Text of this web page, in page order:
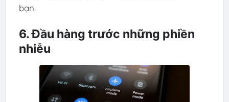
bạn.
6. Đầu hàng trước những phiền
nhiễu